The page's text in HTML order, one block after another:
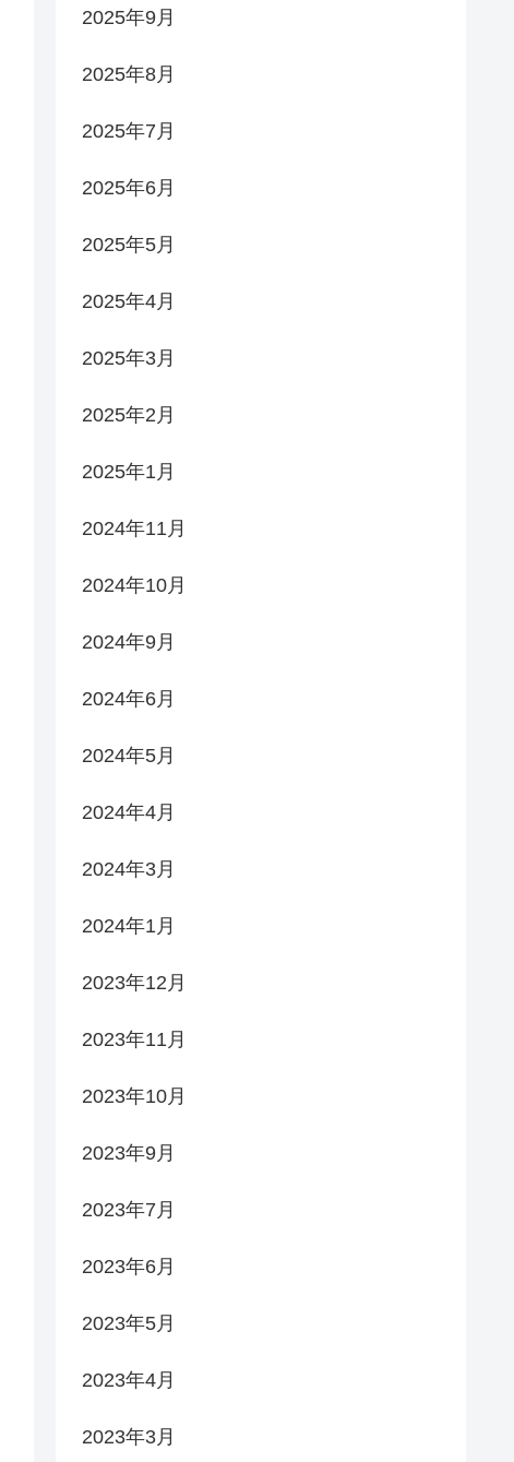
2025年9月
2025年8月
2025年7月
2025年6月
2025年5月
2025年4月
2025年3月
2025年2月
2025年1月
2024年11月
2024年10月
2024年9月
2024年6月
2024年5月
2024年4月
2024年3月
2024年1月
2023年12月
2023年11月
2023年10月
2023年9月
2023年7月
2023年6月
2023年5月
2023年4月
2023年3月